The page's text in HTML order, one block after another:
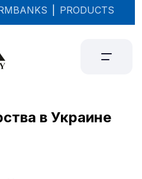
PRODUCTS
в Украине